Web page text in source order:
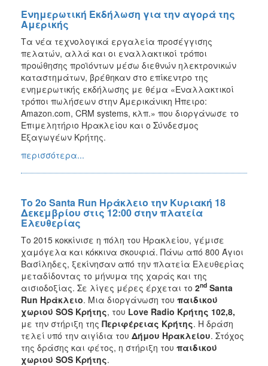
Ενημερωτική Εκδήλωση για την αγορά της
Αμερικής
Τα νέα τεχνολογικά εργαλεία προσέγγισης
πελατών, αλλά και οι εναλλακτικοί τρόποι
προώθησης προϊόντων μέσω διεθνών ηλεκτρονικών
καταστημάτων, βρέθηκαν στο επίκεντρο της
ενημερωτικής εκδήλωσης με θέμα «Εναλλακτικοί
τρόποι πωλήσεων στην Αμερικάνικη Ήπειρο:
Amazon.com, CRM systems, κλπ.» που διοργάνωσε το
Επιμελητήριο Ηρακλείου και ο Σύνδεσμος
Εξαγωγέων Κρήτης.
περισσότερα...
Το 2ο Santa Run Hράκλειο την Κυριακή 18
Δεκεμβρίου στις 12:00 στην πλατεία
Ελευθερίας
Το 2015 κοκκίνισε η πόλη του Ηρακλείου, γέμισε
χαμόγελα και κόκκινα σκουφιά. Πάνω από 800 Άγιοι
Βασίληδες, ξεκίνησαν από την πλατεία Ελευθερίας
μεταδίδοντας το μήνυμα της χαράς και της
αισιοδοξίας. Σε λίγες μέρες έρχεται το 2nd Santa
Run Hράκλειο. Μια διοργάνωση του παιδικού
χωριού SOS Κρήτης, του Love Radio Kρήτης 102,8,
με την στήριξη της Περιφέρειας Κρήτης. Η δράση
τελεί υπό την αιγίδια του Δήμου Ηρακλείου. Στόχος
της δράσης και φέτος, η στήριξη του παιδικού
χωριού SOS Κρήτης.